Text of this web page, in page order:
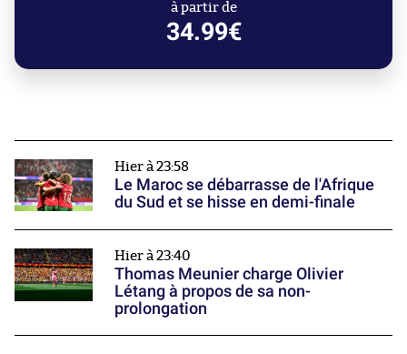
à partir de
34.99€
Hier à 23:58
Le Maroc se débarrasse de l'Afrique
du Sud et se hisse en demi-finale
Hier à 23:40
Thomas Meunier charge Olivier
Létang à propos de sa non-
prolongation